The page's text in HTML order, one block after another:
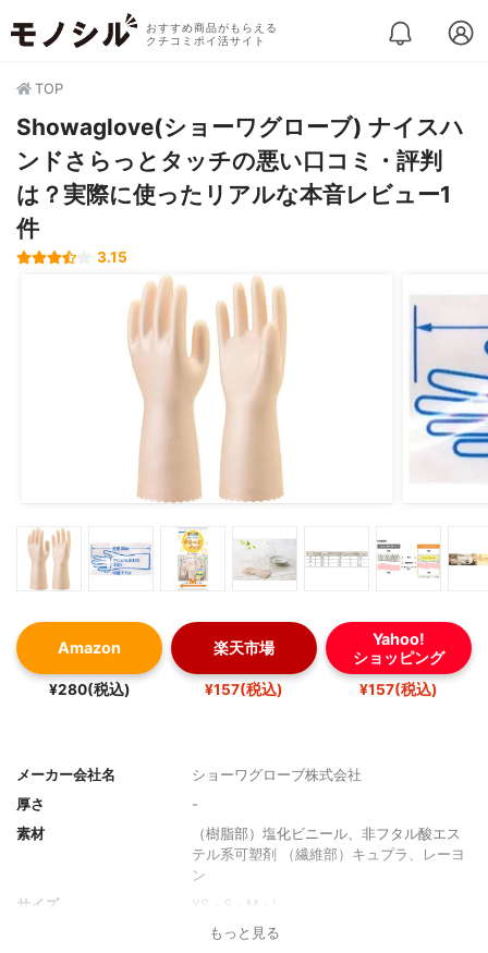
おすすめ商品がもらえる
クチコミポイ活サイト
TOP
Showaglove(ショーワグローブ) ナイスハ
ンドさらっとタッチの悪い口コミ・評判
は？実際に使ったリアルな本音レビュー1
件
3.15
Amazon
¥280(税込)
楽天市場
¥157(税込)
Yahoo!
ショッピング
¥157(税込)
メーカー会社名
ショーワグローブ株式会社
厚さ
-
素材
（樹脂部）塩化ビニール、非フタル酸エス
テル系可塑剤 （繊維部）キュプラ、レーヨ
ン
サイズ
XS・S・M・L
もっと見る